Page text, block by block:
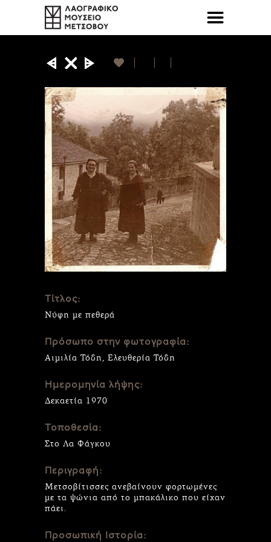
Τίτλος:
Νύφη με πεθερά
Πρόσωπο στην φωτογραφία:
Αιμιλία Τόδη, Ελευθερία Τόδη
Ημερομηνία λήψης:
Δεκαετία 1970
Τοποθεσία:
Στο Λα Φάγκου
Περιγραφή:
Μετσοβίτισσες ανεβαίνουν φορτωμένες
με τα ψώνια από το μπακάλικο που είχαν
πάει.
Προσωπική Ιστορία: